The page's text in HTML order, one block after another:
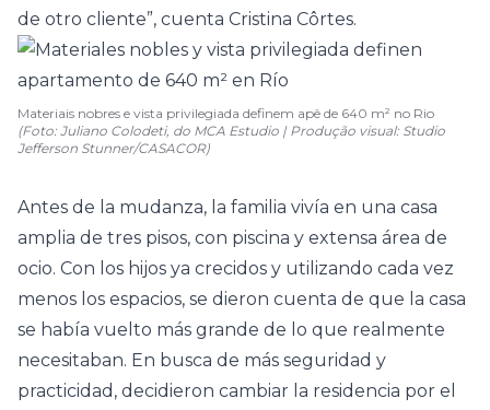
de otro cliente”, cuenta Cristina Côrtes.
Materiais nobres e vista privilegiada definem apê de 640 m² no Rio
(Foto: Juliano Colodeti, do MCA Estudio | Produção visual: Studio
Jefferson Stunner/CASACOR)
Antes de la mudanza, la familia vivía en una casa
amplia de tres pisos, con piscina y extensa área de
ocio. Con los hijos ya crecidos y utilizando cada vez
menos los espacios, se dieron cuenta de que la casa
se había vuelto más grande de lo que realmente
necesitaban. En busca de más seguridad y
practicidad, decidieron cambiar la residencia por el